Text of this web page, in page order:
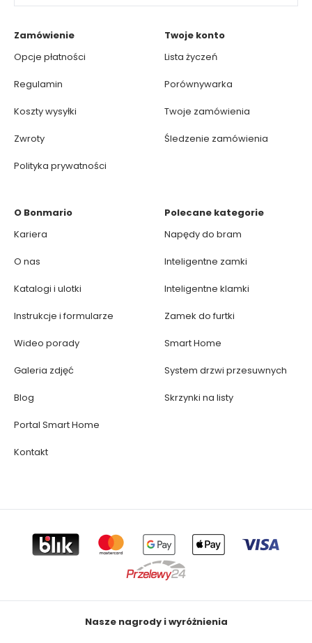
Zamówienie
Opcje płatności
Regulamin
Koszty wysyłki
Zwroty
Polityka prywatności
Twoje konto
Lista życzeń
Porównywarka
Twoje zamówienia
Śledzenie zamówienia
O Bonmario
Kariera
O nas
Katalogi i ulotki
Instrukcje i formularze
Wideo porady
Galeria zdjęć
Blog
Portal Smart Home
Kontakt
Polecane kategorie
Napędy do bram
Inteligentne zamki
Inteligentne klamki
Zamek do furtki
Smart Home
System drzwi przesuwnych
Skrzynki na listy
Nasze nagrody i wyróżnienia